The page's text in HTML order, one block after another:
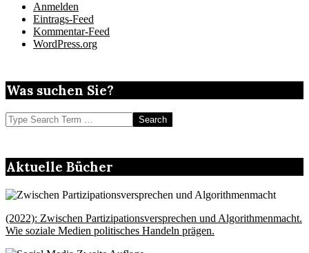
Anmelden
Eintrags-Feed
Kommentar-Feed
WordPress.org
Was suchen Sie?
Search
Aktuelle Bücher
(2022): Zwischen Partizipationsversprechen und Algorithmenmacht.
Wie soziale Medien politisches Handeln prägen.